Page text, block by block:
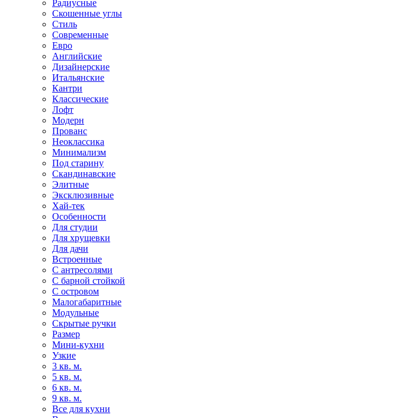
Радиусные
Скошенные углы
Стиль
Современные
Евро
Английские
Дизайнерские
Итальянские
Кантри
Классические
Лофт
Модерн
Прованс
Неоклассика
Минимализм
Под старину
Скандинавские
Элитные
Эксклюзивные
Хай-тек
Особенности
Для студии
Для хрущевки
Для дачи
Встроенные
С антресолями
С барной стойкой
С островом
Малогабаритные
Модульные
Скрытые ручки
Размер
Мини-кухни
Узкие
3 кв. м.
5 кв. м.
6 кв. м.
9 кв. м.
Все для кухни